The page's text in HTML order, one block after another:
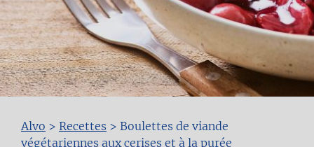
Fil
Alvo > Recettes > Boulettes de viande
végétariennes aux cerises et à la purée